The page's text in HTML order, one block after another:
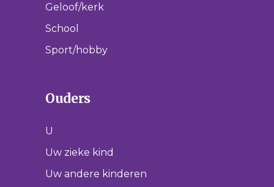
Geloof/kerk
School
Sport/hobby
Ouders
U
Uw zieke kind
Uw andere kinderen